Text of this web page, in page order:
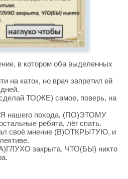
в котором оба выделенных
на каток, но врач запретил ей
ТО(ЖЕ) самое, поверь, на
нашего похода, (ПО)ЭТОМУ
ребята, лёг спать.
своё мнение (В)ОТКРЫТУЮ, и
закрыта, ЧТО(БЫ) никто